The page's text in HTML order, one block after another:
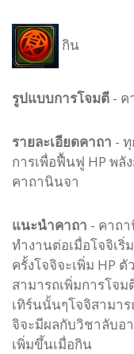
กิน
รูปแบบการโจมตี - ค
รายละเอียดคาถา -
การเพื่อฟื้นฟู HP พ
คาถานินจา
แนะนำคาถา - คาถ
ทำงานต่อเมื่อโจจิเริ่
ครั้งโจจิจะเพิ่ม HP
สามารถเพิ่มการโจ
เทิร์นนั้นๆโจจิสามา
จิจะมีผลกับวิชาลับอ
เพิ่มขึ้นเมื่อกิน